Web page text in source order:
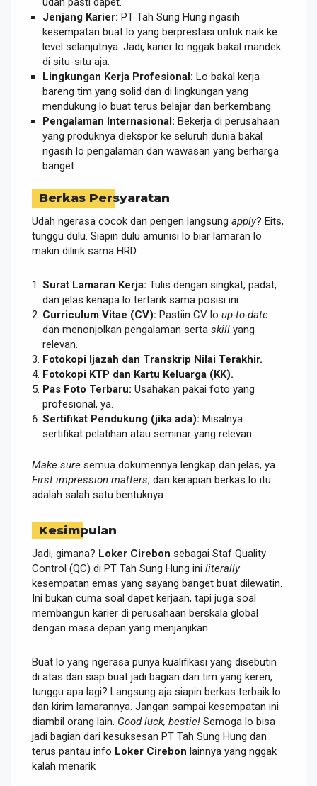
Jenjang Karier: PT Tah Sung Hung ngasih
kesempatan buat lo yang berprestasi untuk naik ke
level selanjutnya. Jadi, karier lo nggak bakal mandek
di situ-situ aja.
Lingkungan Kerja Profesional: Lo bakal kerja
bareng tim yang solid dan di lingkungan yang
mendukung lo buat terus belajar dan berkembang.
Pengalaman Internasional: Bekerja di perusahaan
yang produknya diekspor ke seluruh dunia bakal
ngasih lo pengalaman dan wawasan yang berharga
banget.
Berkas Persyaratan
Udah ngerasa cocok dan pengen langsung apply? Eits,
tunggu dulu. Siapin dulu amunisi lo biar lamaran lo
makin dilirik sama HRD.
Surat Lamaran Kerja: Tulis dengan singkat, padat,
dan jelas kenapa lo tertarik sama posisi ini.
Curriculum Vitae (CV): Pastiin CV lo up-to-date
dan menonjolkan pengalaman serta skill yang
relevan.
Fotokopi Ijazah dan Transkrip Nilai Terakhir.
Fotokopi KTP dan Kartu Keluarga (KK).
Pas Foto Terbaru: Usahakan pakai foto yang
profesional, ya.
Sertifikat Pendukung (jika ada): Misalnya
sertifikat pelatihan atau seminar yang relevan.
Make sure semua dokumennya lengkap dan jelas, ya.
First impression matters, dan kerapian berkas lo itu
adalah salah satu bentuknya.
Kesimpulan
Jadi, gimana? Loker Cirebon sebagai Staf Quality
Control (QC) di PT Tah Sung Hung ini literally
kesempatan emas yang sayang banget buat dilewatin.
Ini bukan cuma soal dapet kerjaan, tapi juga soal
membangun karier di perusahaan berskala global
dengan masa depan yang menjanjikan.
Buat lo yang ngerasa punya kualifikasi yang disebutin
di atas dan siap buat jadi bagian dari tim yang keren,
tunggu apa lagi? Langsung aja siapin berkas terbaik lo
dan kirim lamarannya. Jangan sampai kesempatan ini
diambil orang lain. Good luck, bestie! Semoga lo bisa
jadi bagian dari kesuksesan PT Tah Sung Hung dan
terus pantau info Loker Cirebon lainnya yang nggak
kalah menarik